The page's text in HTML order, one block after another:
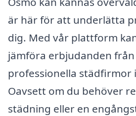
är här för att underlätta
dig. Med vår plattform
jämföra erbjudanden från
professionella städfirmor
Oavsett om du behöver
städning eller en